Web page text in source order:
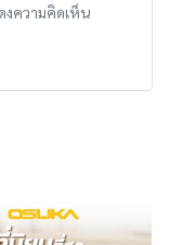
ความคิดเห็น